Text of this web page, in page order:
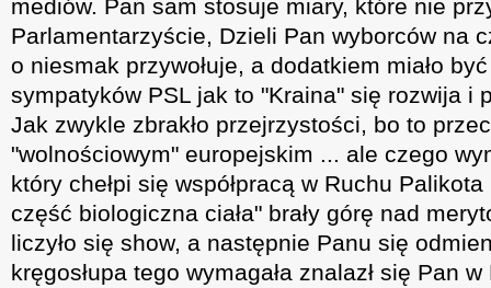
mediów. Pan sam stosuje miary, które nie
Parlamentarzyście, Dzieli Pan wyborców na
o niesmak przywołuje, a dodatkiem miało
sympatyków PSL jak to "Kraina" się rozwija i
Jak zwykle zbrakło przejrzystości, bo to
"wolnościowym" europejskim ... ale czego
który chełpi się współpracą w Ruchu
część biologiczna ciała" brały górę nad
liczyło się show, a następnie Panu się
kręgosłupa tego wymagała znalazł się Pan